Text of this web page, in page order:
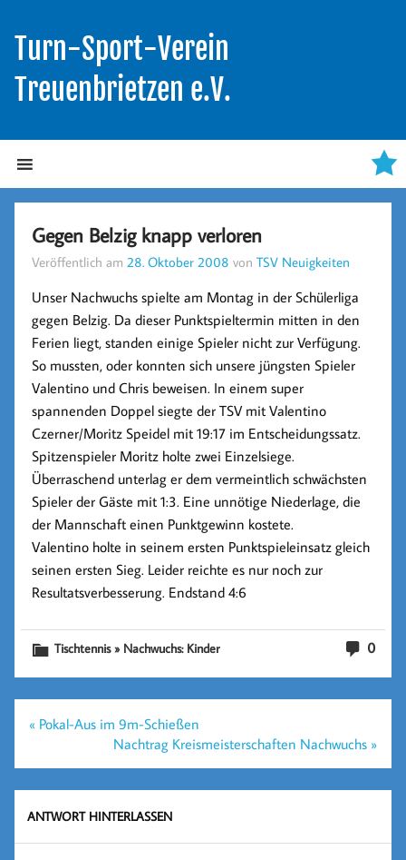
Turn-Sport-Verein
Treuenbrietzen e.V.
Gegen Belzig knapp verloren
Veröffentlich am 28. Oktober 2008 vonTSV Neuigkeiten
Unser Nachwuchs spielte am Montag in der Schülerliga
gegen Belzig. Da dieser Punktspieltermin mitten in den
Ferien liegt, standen einige Spieler nicht zur Verfügung.
So mussten, oder konnten sich unsere jüngsten Spieler
Valentino und Chris beweisen. In einem super
spannenden Doppel siegte der TSV mit Valentino
Czerner/Moritz Speidel mit 19:17 im Entscheidungssatz.
Spitzenspieler Moritz holte zwei Einzelsiege.
Überraschend unterlag er dem vermeintlich schwächsten
Spieler der Gäste mit 1:3. Eine unnötige Niederlage, die
der Mannschaft einen Punktgewinn kostete.
Valentino holte in seinem ersten Punktspieleinsatz gleich
seinen ersten Sieg. Leider reichte es nur noch zur
Resultatsverbesserung. Endstand4:6
0
Tischtennis » Nachwuchs: Kinder
Beitragsnavigation
« Pokal-Aus im 9m-Schießen
Nachtrag Kreismeisterschaften Nachwuchs »
ANTWORT HINTERLASSEN